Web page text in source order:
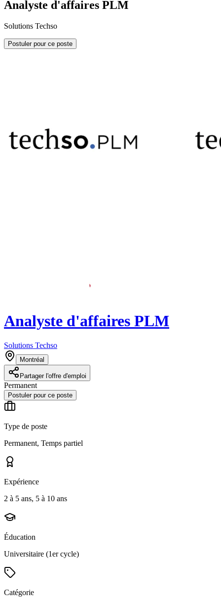
Analyste d'affaires PLM
Solutions Techso
Postuler pour ce poste
Analyste d'affaires PLM
Solutions Techso
Montréal
Partager l'offre d'emploi
Permanent
Postuler pour ce poste
Type de poste
Permanent, Temps partiel
Expérience
2 à 5 ans, 5 à 10 ans
Éducation
Universitaire (1er cycle)
Catégorie